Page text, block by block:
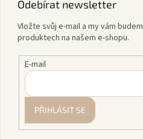
Odebírat newsletter
Vložte svůj e-mail a my vám
produktech na našem e-shopu.
E-mail
PŘIHLÁSIT SE